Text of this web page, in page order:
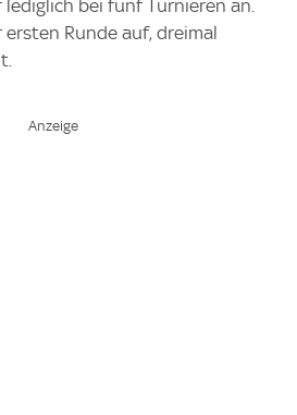
lediglich bei fünf Turnieren an.
ersten Runde auf, dreimal